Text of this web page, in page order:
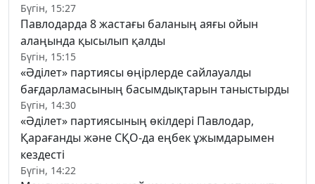
Бүгін, 15:27
Павлодарда 8 жастағы баланың аяғы ойын
алаңында қысылып қалды
Бүгін, 15:15
«Әділет» партиясы өңірлерде сайлауалды
бағдарламасының басымдықтарын таныстырды
Бүгін, 14:30
«Әділет» партиясының өкілдері Павлодар,
Қарағанды және СҚО-да еңбек ұжымдарымен
кездесті
Бүгін, 14:22